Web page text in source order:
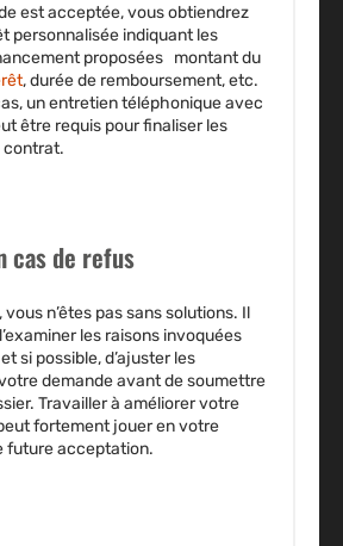
est acceptée, vous obtiendrez
personnalisée indiquant les
proposées montant du
, durée de remboursement, etc.
un entretien téléphonique avec
être requis pour finaliser les
contrat.
cas de refus
vous n’êtes pas sans solutions. Il
les raisons invoquées
si possible, d’ajuster les
demande avant de soumettre
Travailler à améliorer votre
fortement jouer en votre
future acceptation.